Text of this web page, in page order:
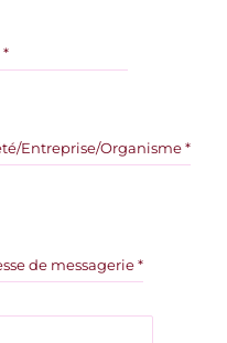
*
Entreprise/Organisme*
de messagerie*